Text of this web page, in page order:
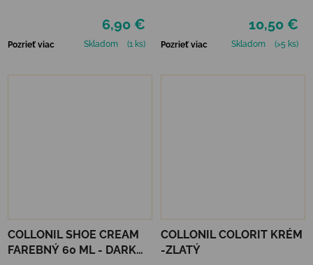
6,90 €
Pozrieť viac Skladom (1 ks)
10,50 €
Pozrieť viac Skladom (>5 ks)
COLLONIL SHOE CREAM
FAREBNÝ 60 ML - DARK
COLLONIL COLORIT KRÉM
-ZLATÝ